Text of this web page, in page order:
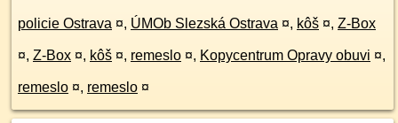
policie Ostrava ¤, ÚMOb Slezská Ostrava ¤, kôš ¤, Z-Box
¤, Z-Box ¤, kôš ¤, remeslo ¤, Kopycentrum Opravy obuvi ¤,
remeslo ¤, remeslo ¤